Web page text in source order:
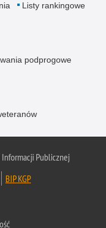
Listy rankingowe
podprogowe
Publicznej
BIP KGP